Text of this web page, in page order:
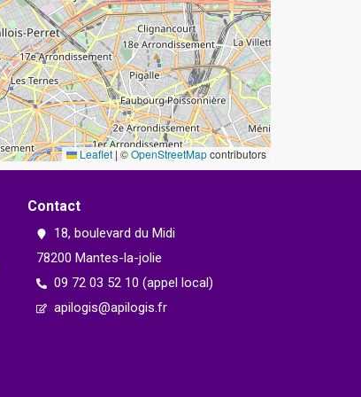
Leaflet|©OpenStreetMapcontributors
Contact
18, boulevard du Midi
78200 Mantes-la-jolie
09 72 03 52 10 (appel local)
apilogis@apilogis.fr